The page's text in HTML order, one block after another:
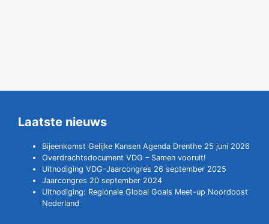
Laatste nieuws
Bijeenkomst Gelijke Kansen Agenda Drenthe 25 juni 2026
Overdrachtsdocument VDG – Samen vooruit!
Uitnodiging VDG-Jaarcongres 26 september 2025
Jaarcongres 20 september 2024
Uitnodiging: Regionale Global Goals Meet-up Noordoost
Nederland